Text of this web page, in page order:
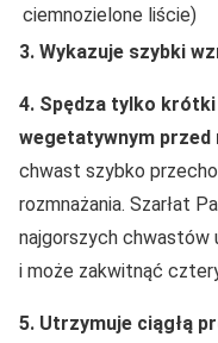
ciemnozielone liście)
3. Wykazuje szybki
4. Spędza tylko
wegetatywnym
chwast szybko
rozmnażania. Szarłat
najgorszych chwastów
i może zakwitnąć
5. Utrzymuje ciągłą